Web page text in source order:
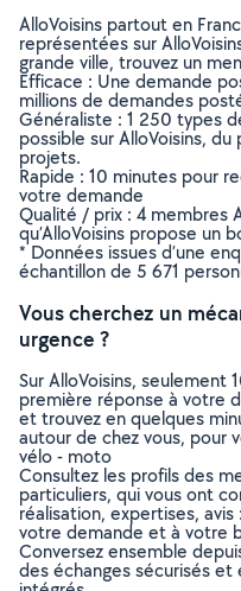
AlloVoisins partout en
représentées sur
grande ville, trouvez un
Efficace : Une demande
millions de demandes
Généraliste : 1 250 types
possible sur AlloVoisins,
projets.
Rapide : 10 minutes pour
votre demande
Qualité / prix : 4 membres
qu’AlloVoisins propose un
* Données issues d’une
échantillon de 5 671
Vous cherchez un
urgence ?
Sur AlloVoisins, seulement
première réponse à votre
et trouvez en quelques
autour de chez vous, pour
vélo - moto
Consultez les profils des
particuliers, qui vous ont
réalisation, expertises,
votre demande et à votre
Conversez ensemble
des échanges sécurisés